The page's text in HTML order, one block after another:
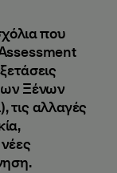
που
Ξένων
τις αλλαγές